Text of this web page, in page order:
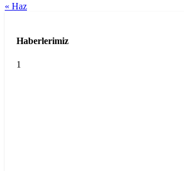
« Haz
Haberlerimiz
1